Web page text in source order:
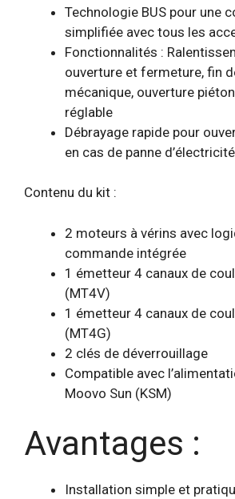
Technologie BUS pour une
simplifiée avec tous les
Fonctionnalités :
ouverture et fermeture, fin
mécanique, ouverture
réglable
Débrayage rapide pour
en cas de panne
Contenu du kit :
2 moteurs à vérins avec
commande intégrée
1 émetteur 4 canaux de
(MT4V)
1 émetteur 4 canaux de
(MT4G)
2 clés de déverrouillage
Compatible avec
Moovo Sun (KSM)
Avantages :
Installation simple et